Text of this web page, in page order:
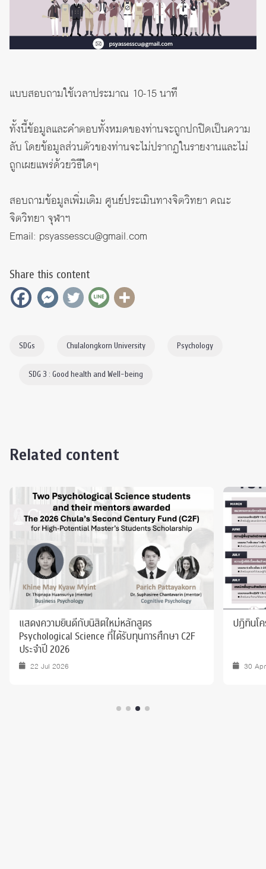
แบบสอบถามใช้เวลาประมาณ 10-15 นาที
ทั้งนี้ข้อมูลและคำตอบทั้งหมดของท่านจะถูกปกปิดเป็นความ
ลับ โดยข้อมูลส่วนตัวของท่านจะไม่ปรากฏในรายงานและไม่
ถูกเผยแพร่ด้วยวิธีใดๆ
สอบถามข้อมูลเพิ่มเติม ศูนย์ประเมินทางจิตวิทยา คณะ
จิตวิทยา จุฬาฯ
Email: psyassesscu@gmail.com
Share this content
SDGs Chulalongkorn University Psychology
SDG 3 : Good health and Well-being
Related content
แสดงความยินดีกับนิสิตใหม่หลักสูตร
Psychological Science ที่ได้รับทุนการศึกษา C2F
ประจำปี 2026
22 Jul 2026
ปฏิทินโ
30